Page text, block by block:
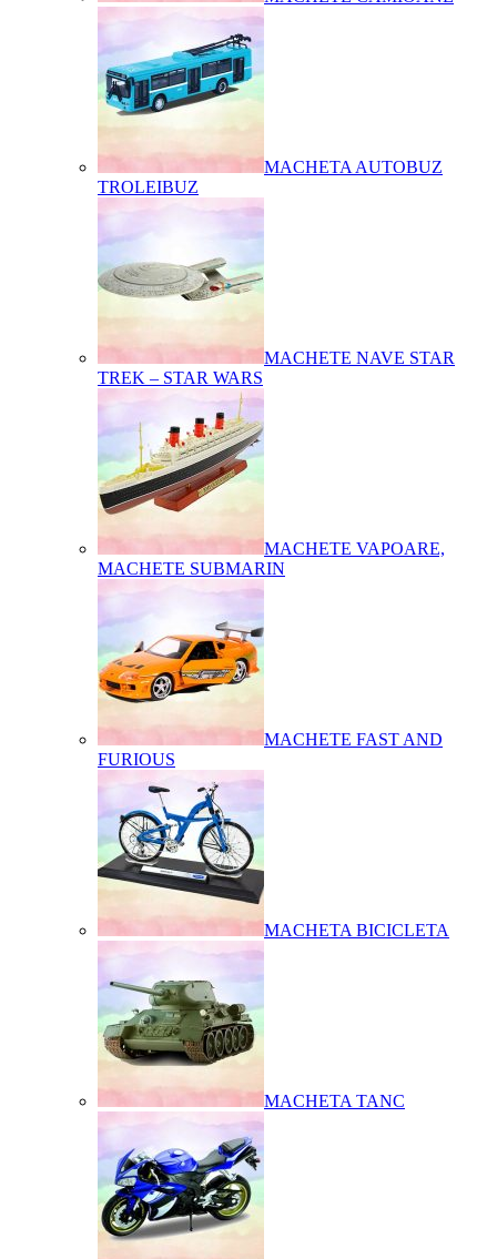
MACHETA AUTOBUZ
TROLEIBUZ
MACHETE NAVE STAR
TREK – STAR WARS
MACHETE VAPOARE,
MACHETE SUBMARIN
MACHETE FAST AND
FURIOUS
MACHETA BICICLETA
MACHETA TANC